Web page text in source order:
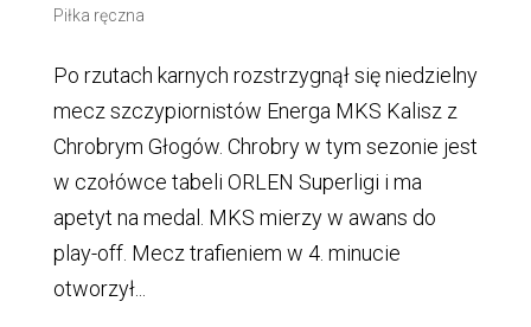
Piłka ręczna
Po rzutach karnych rozstrzygnął się niedzielny
mecz szczypiornistów Energa MKS Kalisz z
Chrobrym Głogów. Chrobry w tym sezonie jest
w czołówce tabeli ORLEN Superligi i ma
apetyt na medal. MKS mierzy w awans do
play-off. Mecz trafieniem w 4. minucie
otworzył...